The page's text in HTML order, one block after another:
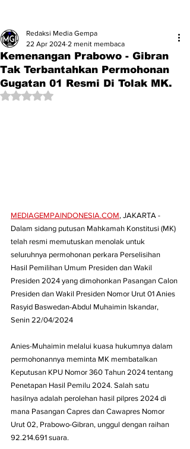
Kemenangan Prabowo - Gibran
Tak Terbantahkan Permohonan
Gugatan 01 Resmi Di Tolak MK.
Redaksi Media Gempa
22 Apr 2024 2 menit membaca
Dinilai NaN dari 5 bintang.
MEDIAGEMPAINDONESIA.COM, JAKARTA -
Dalam sidang putusan Mahkamah Konstitusi (MK)
telah resmi memutuskan menolak untuk
seluruhnya permohonan perkara Perselisihan
Hasil Pemilihan Umum Presiden dan Wakil
Presiden 2024 yang dimohonkan Pasangan Calon
Presiden dan Wakil Presiden Nomor Urut 01 Anies
Rasyid Baswedan-Abdul Muhaimin Iskandar,
Senin 22/04/2024
Anies-Muhaimin melalui kuasa hukumnya dalam
permohonannya meminta MK membatalkan
Keputusan KPU Nomor 360 Tahun 2024 tentang
Penetapan Hasil Pemilu 2024. Salah satu
hasilnya adalah perolehan hasil pilpres 2024 di
mana Pasangan Capres dan Cawapres Nomor
Urut 02, Prabowo-Gibran, unggul dengan raihan
92.214.691 suara.